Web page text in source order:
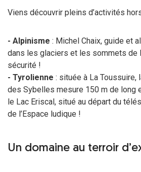
Viens découvrir pleins d’activités
- Alpinisme : Michel Chaix, guide et
dans les glaciers et les sommets de
sécurité !
- Tyrolienne : située à La Toussuire,
des Sybelles mesure 150 m de long
le Lac Eriscal, situé au départ du
de l’Espace ludique !
Un domaine au terroir